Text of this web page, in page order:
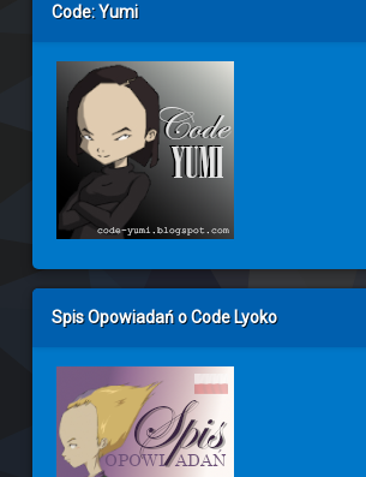
Code: Yumi
Spis Opowiadań o Code Lyoko